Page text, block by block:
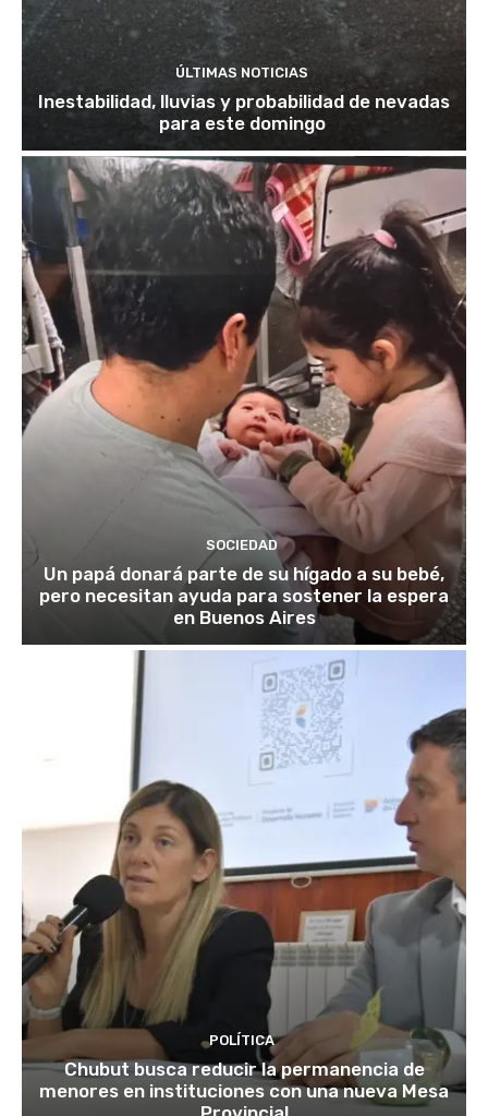
ÚLTIMAS NOTICIAS
Inestabilidad, lluvias y probabilidad de nevadas
para este domingo
SOCIEDAD
Un papá donará parte de su hígado a su bebé,
pero necesitan ayuda para sostener la espera
en Buenos Aires
POLÍTICA
Chubut busca reducir la permanencia de
menores en instituciones con una nueva Mesa